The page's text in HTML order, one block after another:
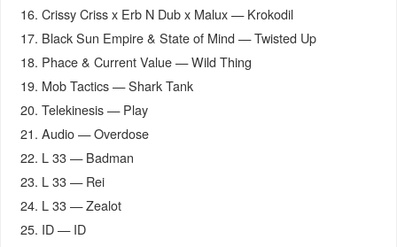
16. Crissy Criss x Erb N Dub x Malux — Krokodil
17. Black Sun Empire & State of Mind — Twisted Up
18. Phace & Current Value — Wild Thing
19. Mob Tactics — Shark Tank
20. Telekinesis — Play
21. Audio — Overdose
22. L 33 — Badman
23. L 33 — Rei
24. L 33 — Zealot
25. ID — ID